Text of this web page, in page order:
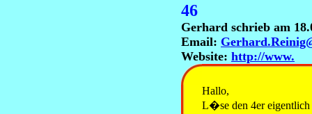
46
Gerhard schrieb am
Email:
Website: http://www.
Hallo,
L�se den 4er eigentlich